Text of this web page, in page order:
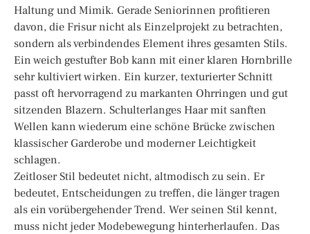
Haltung und Mimik. Gerade Seniorinnen profitieren
davon, die Frisur nicht als Einzelprojekt zu betrachten,
sondern als verbindendes Element ihres gesamten Stils.
Ein weich gestufter Bob kann mit einer klaren Hornbrille
sehr kultiviert wirken. Ein kurzer, texturierter Schnitt
passt oft hervorragend zu markanten Ohrringen und gut
sitzenden Blazern. Schulterlanges Haar mit sanften
Wellen kann wiederum eine schöne Brücke zwischen
klassischer Garderobe und moderner Leichtigkeit
schlagen.
Zeitloser Stil bedeutet nicht, altmodisch zu sein. Er
bedeutet, Entscheidungen zu treffen, die länger tragen
als ein vorübergehender Trend. Wer seinen Stil kennt,
muss nicht jeder Modebewegung hinterherlaufen. Das